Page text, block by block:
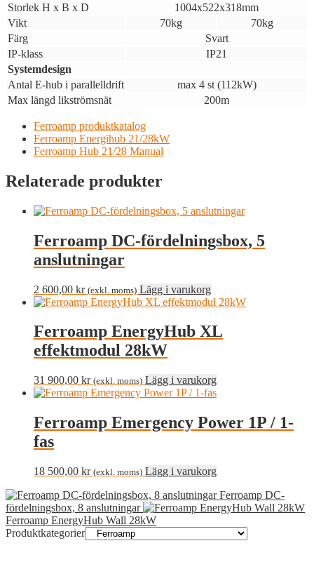
Storlek H x B x D
1004x522x318mm
Vikt
70kg
70kg
Färg
Svart
IP-klass
IP21
Systemdesign
Antal E-hub i parallelldrift
max 4 st (112kW)
Max längd likströmsnät
200m
Ferroamp produktkatalog
Ferroamp Energihub 21/28kW
Ferroamp Hub 21/28 Manual
Relaterade produkter
Ferroamp DC-fördelningsbox, 5
anslutningar
2 600,00 kr (exkl. moms) Lägg i varukorg
Ferroamp EnergyHub XL
effektmodul 28kW
31 900,00 kr (exkl. moms) Lägg i varukorg
Ferroamp Emergency Power 1P / 1-
fas
18 500,00 kr (exkl. moms) Lägg i varukorg
Ferroamp DC-
fördelningsbox, 8 anslutningar
Ferroamp EnergyHub Wall 28kW
Produktkategorier